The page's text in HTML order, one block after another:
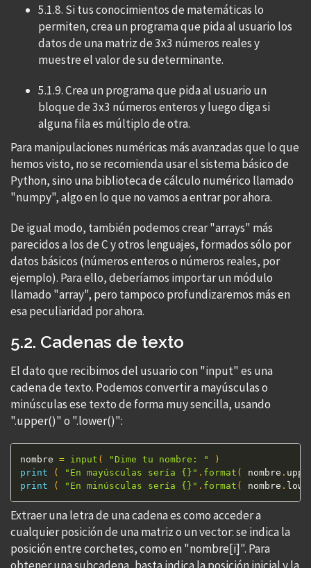
5.1.8. Si tus conocimientos de matemáticas lo
permiten, crea un programa que pida al usuario los
datos de una matriz de 3x3 números reales y
muestre el valor de su determinante.
5.1.9. Crea un programa que pida al usuario un
bloque de 3x3 números enteros y luego diga si
alguna fila es múltiplo de otra.
Para manipulaciones numéricas más avanzadas que lo que
hemos visto, no se recomienda usar el sistema básico de
Python, sino una biblioteca de cálculo numérico llamado
"numpy", algo en lo que no vamos a entrar por ahora.
De igual modo, también podemos crear "arrays" más
parecidos a los de C y otros lenguajes, formados sólo por
datos básicos (números enteros o números reales, por
ejemplo). Para ello, deberíamos importar un módulo
llamado "array", pero tampoco profundizaremos más en
esa peculiaridad por ahora.
5.2. Cadenas de texto
El dato que recibimos del usuario con "input" es una
cadena de texto. Podemos convertir a mayúsculas o
minúsculas ese texto de forma muy sencilla, usando
".upper()" o ".lower()":
nombre = input ( "Dime tu nombre: "
)
print
( "En mayúsculas sería {}" . format ( nombre .
print
( "En minúsculas sería {}" . format ( nombre .
Extraer una letra de una cadena es como acceder a
cualquier posición de una matriz o un vector: se indica la
posición entre corchetes, como en "nombre[i]". Para
obtener una subcadena, basta indica la posición inicial y la